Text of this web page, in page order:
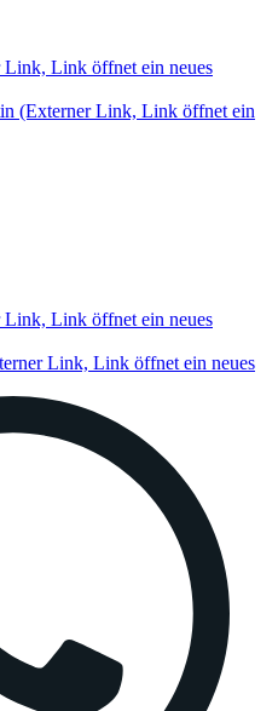
Link, Link öffnet ein neues
(Externer Link, Link öffnet ein
Link, Link öffnet ein neues
Link, Link öffnet ein neues